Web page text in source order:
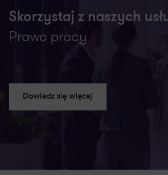
Skorzystaj z naszych
Prawo pracy
Dowiedz się więcej